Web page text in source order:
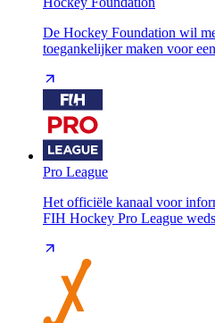
De Hockey Foundation wil
toegankelijker maken voor
Pro League
Het officiële kanaal voor
FIH Hockey Pro League